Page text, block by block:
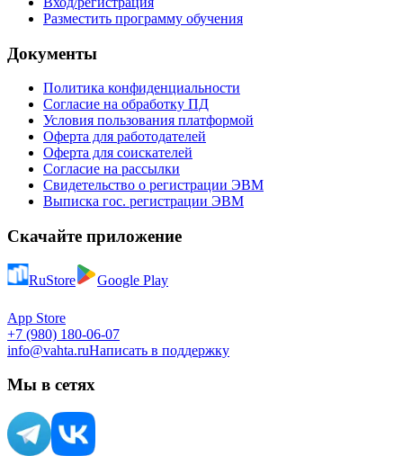
Разместить программу обучения
Документы
Политика конфиденциальности
Согласие на обработку ПД
Условия пользования платформой
Оферта для работодателей
Оферта для соискателей
Согласие на рассылки
Свидетельство о регистрации ЭВМ
Выписка гос. регистрации ЭВМ
Скачайте приложение
RuStore Google Play
App Store
+7 (980) 180-06-07
info@vahta.ruНаписать в поддержку
Мы в сетях